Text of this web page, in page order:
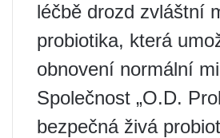
léčbě drozd zvláštní
probiotika, která
obnovení normální
Společnost „O.D.
bezpečná živá